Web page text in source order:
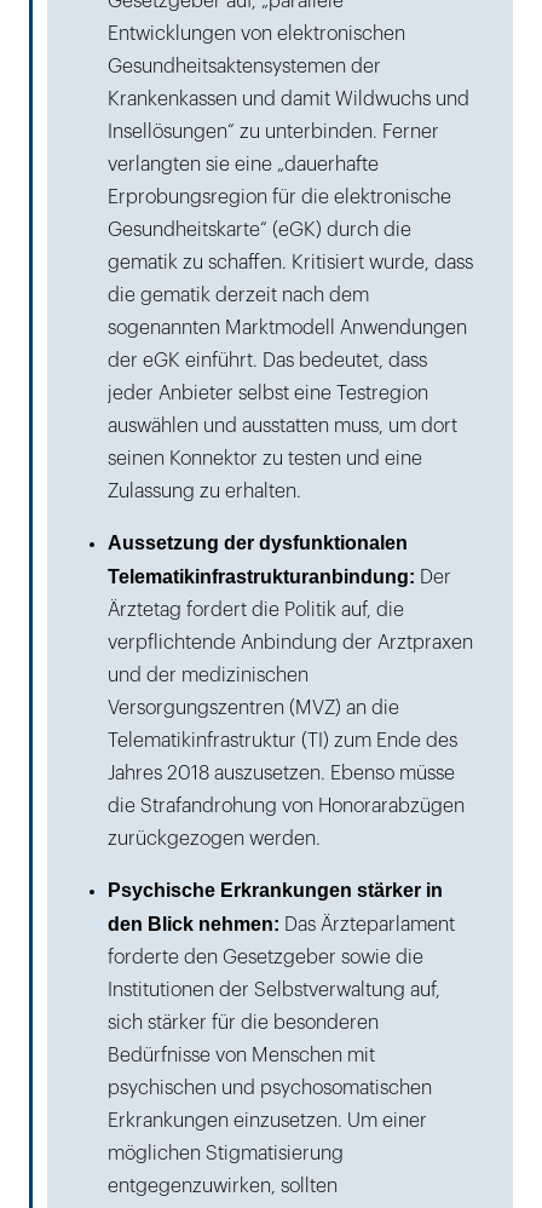
Entwicklungen von elektronischen
Gesundheitsaktensystemen der
Krankenkassen und damit Wildwuchs und
Insellösungen“ zu unterbinden. Ferner
verlangten sie eine „dauerhafte
Erprobungsregion für die elektronische
Gesundheitskarte“ (eGK) durch die
gematik zu schaffen. Kritisiert wurde, dass
die gematik derzeit nach dem
sogenannten Marktmodell Anwendungen
der eGK einführt. Das bedeutet, dass
jeder Anbieter selbst eine Testregion
auswählen und ausstatten muss, um dort
seinen Konnektor zu testen und eine
Zulassung zu erhalten.
Aussetzung der dysfunktionalen
Telematikinfrastrukturanbindung:
Der
Ärztetag fordert die Politik auf, die
verpflichtende Anbindung der Arztpraxen
und der medizinischen
Versorgungszentren (MVZ) an die
Telematikinfrastruktur (TI) zum Ende des
Jahres 2018 auszusetzen. Ebenso müsse
die Strafandrohung von Honorarabzügen
zurückgezogen werden.
Psychische Erkrankungen stärker in
den Blick nehmen:
Das Ärzteparlament
forderte den Gesetzgeber sowie die
Institutionen der Selbstverwaltung auf,
sich stärker für die besonderen
Bedürfnisse von Menschen mit
psychischen und psychosomatischen
Erkrankungen einzusetzen. Um einer
möglichen Stigmatisierung
entgegenzuwirken, sollten